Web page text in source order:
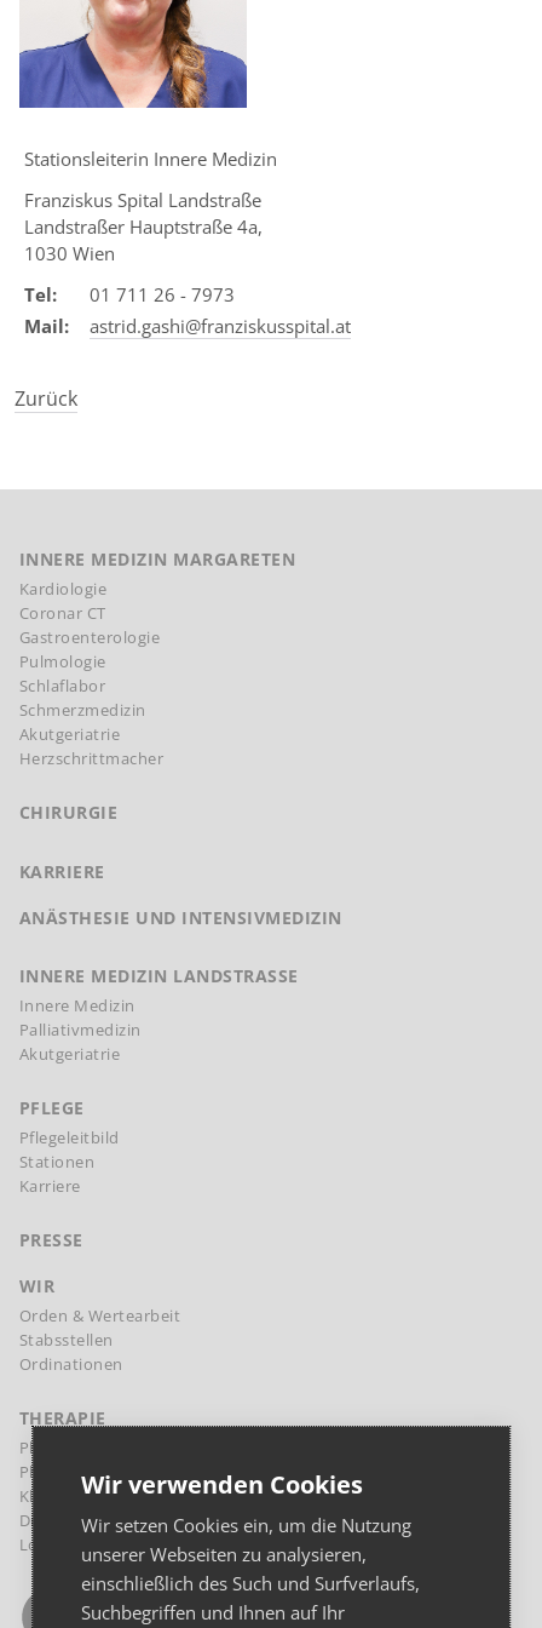
Stationsleiterin Innere Medizin
Franziskus Spital Landstraße
Landstraßer Hauptstraße 4a,
1030 Wien
Tel:
01 711 26 - 7973
Mail:
astrid.gashi@franziskusspital.at
Zurück
INNERE MEDIZIN MARGARETEN
Kardiologie
Coronar CT
Gastroenterologie
Pulmologie
Schlaflabor
Schmerzmedizin
Akutgeriatrie
Herzschrittmacher
CHIRURGIE
KARRIERE
ANÄSTHESIE UND INTENSIVMEDIZIN
INNERE MEDIZIN LANDSTRASSE
Innere Medizin
Palliativmedizin
Akutgeriatrie
PFLEGE
Pflegeleitbild
Stationen
Karriere
PRESSE
WIR
Orden & Wertearbeit
Stabsstellen
Ordinationen
THERAPIE
Physikalische Therapie Margareten
Physikalische Therapie Landstraße
Klinische Psychologie und Psychotherapie
Diaetologie
Logopädie
Wir verwenden Cookies
Wir setzen Cookies ein, um die Nutzung
unserer Webseiten zu analysieren,
einschließlich des Such und Surfverlaufs,
Suchbegriffen und Ihnen auf Ihr